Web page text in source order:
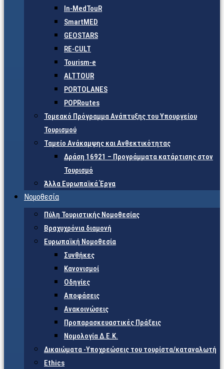
In-MedTouR
SmartMED
GEOSTARS
RE-CULT
Tourism-e
ALTTOUR
PORTOLANES
POPRoutes
Τομεακό Πρόγραμμα Ανάπτυξης του Υπουργείου
Τουρισμού
Ταμείο Ανάκαμψης και Ανθεκτικότητας
Δράση 16921 – Προγράμματα κατάρτισης στον
Τουρισμό
Άλλα Ευρωπαϊκά Έργα
Νομοθεσία
Πύλη Τουριστικής Νομοθεσίας
Βραχυχρόνια διαμονή
Ευρωπαϊκή Νομοθεσία
Συνθήκες
Κανονισμοί
Οδηγίες
Αποφάσεις
Ανακοινώσεις
Προπαρασκευαστικές Πράξεις
Νομολογία Δ.Ε.Κ.
Δικαιώματα -Υποχρεώσεις του τουρίστα/καταναλωτή
Ethics